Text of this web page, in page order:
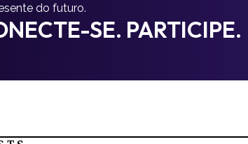
do futuro.
SE. PARTICIPE.